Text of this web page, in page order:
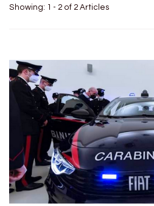
Showing: 1 - 2 of 2 Articles